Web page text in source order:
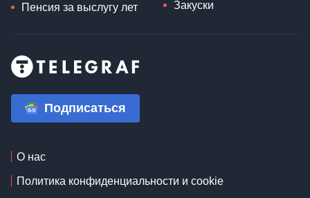
Пенсия за выслугу лет Закуски
Подписаться
О нас
Политика конфиденциальности и cookie